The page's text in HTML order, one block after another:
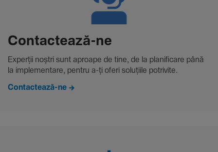
Contac­tează-ne
Experții noștri sunt aproape de tine, de la plani­fi­care până
la imple­men­tare, pentru a-ți oferi solu­țiile potri­vite.
Contactează-ne